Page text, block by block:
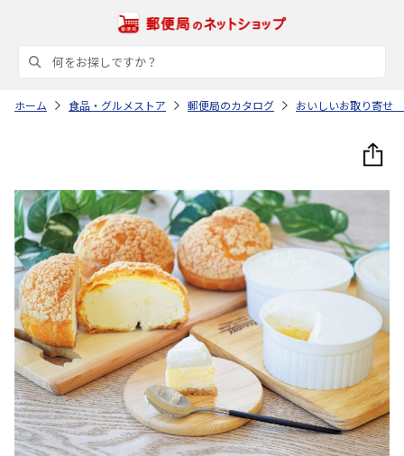
ホーム 食品・グルメストア 郵便局のカタログ おいしいお取り寄せ